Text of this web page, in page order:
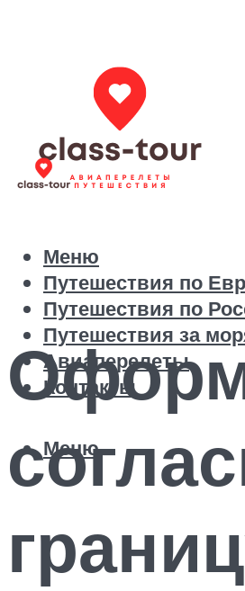
Путешествия по
Путешествия по
Путешествия за
Авиаперелеты
Контакты
Меню
Меню